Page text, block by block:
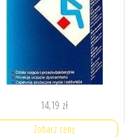
14,19 zł
Zobacz cenę